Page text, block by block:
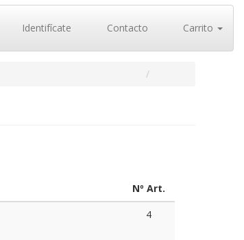
Identifícate Contacto Carrito
Nº Art.
4